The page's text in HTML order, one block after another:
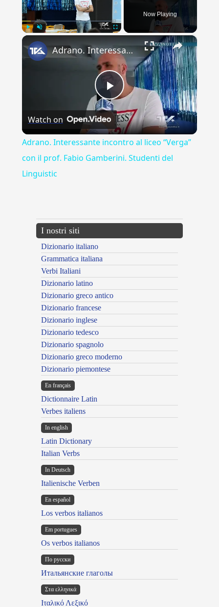
Now Playing
×
Play
Video
Adrano. Interessante incontro al liceo “Verga” con il prof. Fabio Gamberini. Studenti del Linguistic
Watch on
Adrano. Interessante incontro al liceo “Verga”
con il prof. Fabio Gamberini. Studenti del
Linguistic
I nostri siti
Dizionario italiano
Grammatica italiana
Verbi Italiani
Dizionario latino
Dizionario greco antico
Dizionario francese
Dizionario inglese
Dizionario tedesco
Dizionario spagnolo
Dizionario greco moderno
Dizionario piemontese
En français
Dictionnaire Latin
Verbes italiens
In english
Latin Dictionary
Italian Verbs
In Deutsch
Italienische Verben
En español
Los verbos italianos
Em portugues
Os verbos italianos
По русски
Итальянские глаголы
Στα ελληνικά
Ιταλικό Λεξικό